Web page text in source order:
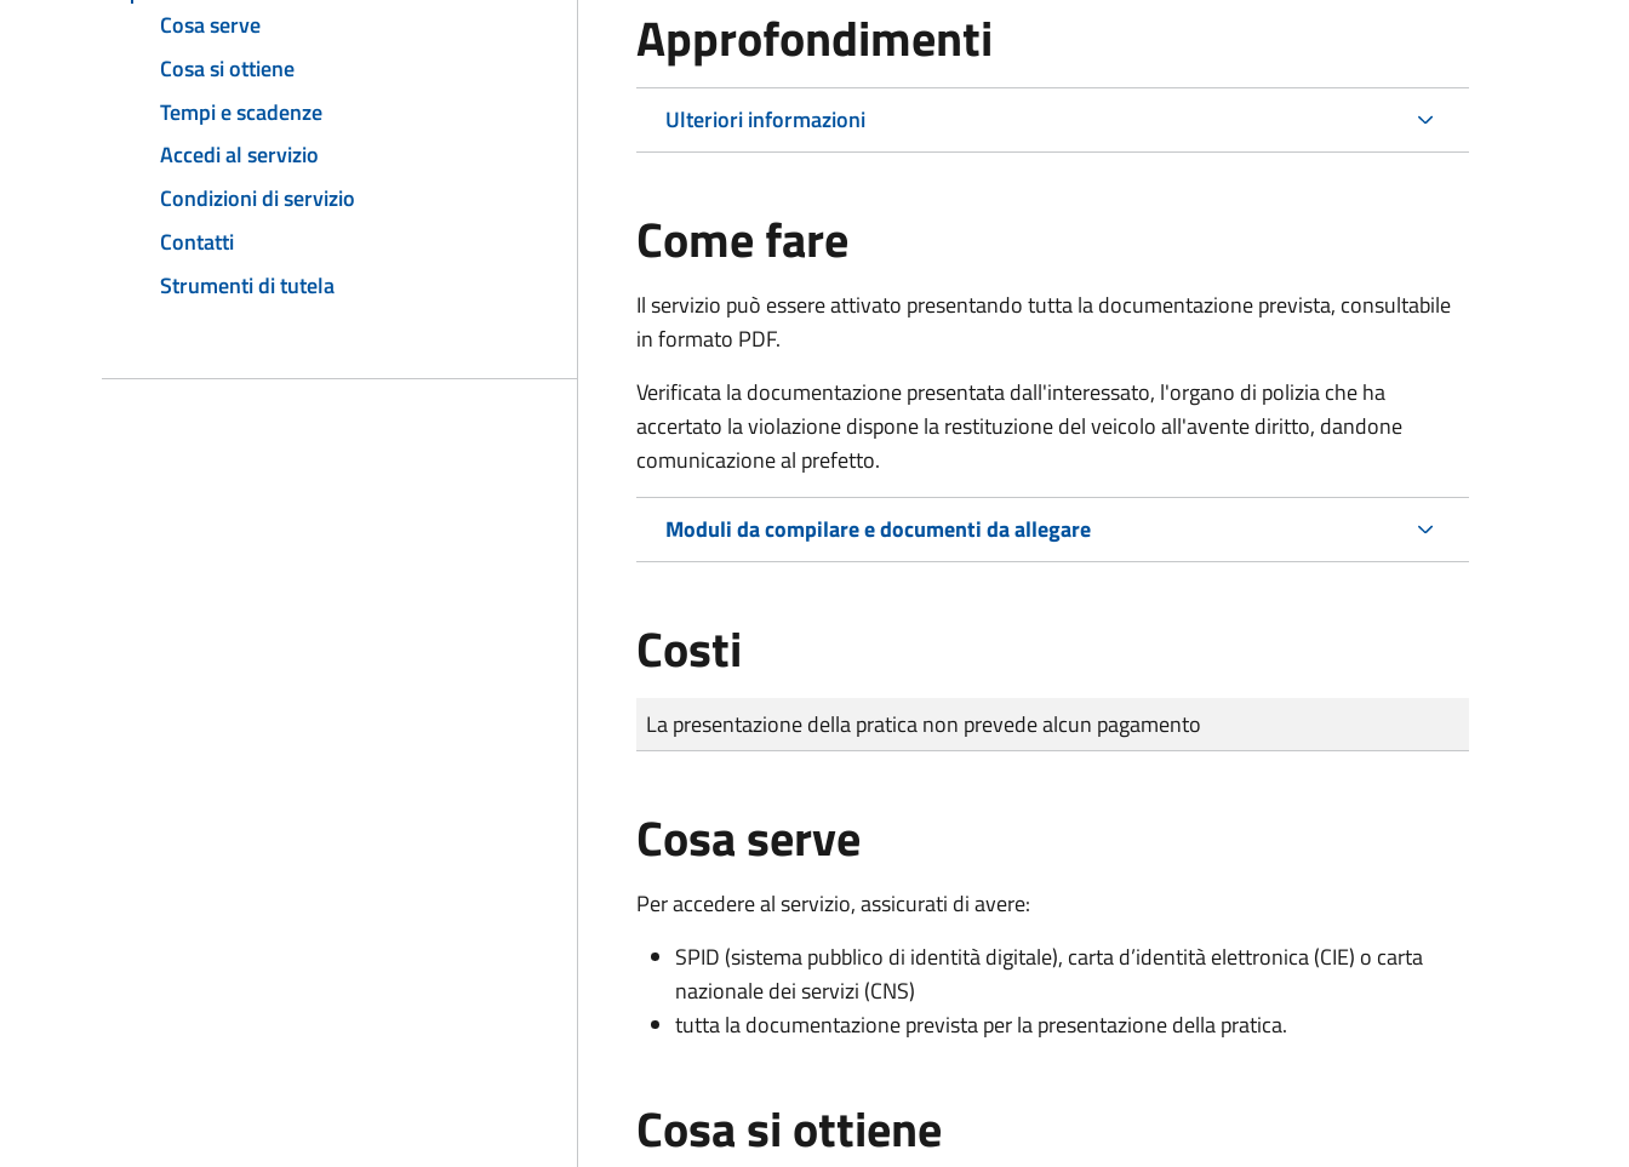
Cosa serve
Cosa si ottiene
Tempi e scadenze
Accedi al servizio
Condizioni di servizio
Contatti
Strumenti di tutela
Approfondimenti
Ulteriori informazioni
Come fare
Il servizio può essere attivato presentando tutta la documentazione prevista, consultabile
in formato PDF.
Verificata la documentazione presentata dall'interessato, l'organo di polizia che ha
accertato la violazione dispone la restituzione del veicolo all'avente diritto, dandone
comunicazione al prefetto.
Moduli da compilare e documenti da allegare
Costi
Tipo di pagamento
Importo
La presentazione della pratica non prevede alcun pagamento
Cosa serve
Per accedere al servizio, assicurati di avere:
SPID (sistema pubblico di identità digitale), carta d’identità elettronica (CIE) o carta
nazionale dei servizi (CNS)
tutta la documentazione prevista per la presentazione della pratica.
Cosa si ottiene